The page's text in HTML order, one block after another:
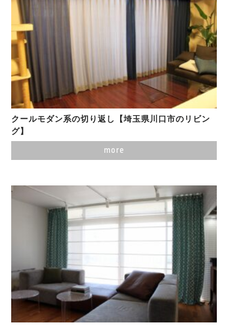
クールモダン系の切り返し【埼玉県川口市のリビン
グ】
more